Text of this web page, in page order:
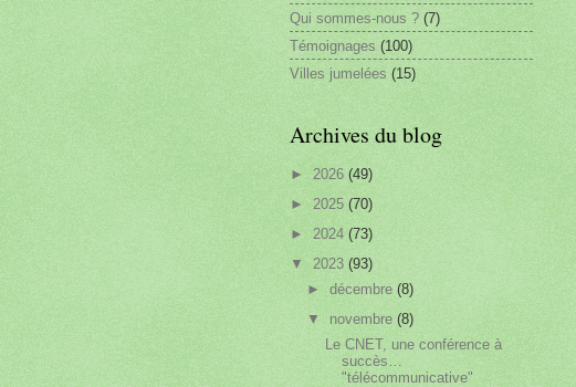
Qui sommes-nous ? (7)
Témoignages (100)
Villes jumelées (15)
Archives du blog
► 2026 (49)
► 2025 (70)
► 2024 (73)
▼ 2023 (93)
►décembre(8)
▼ novembre(8)
Le CNET, une conférence à
succès…
"télécommunicative"